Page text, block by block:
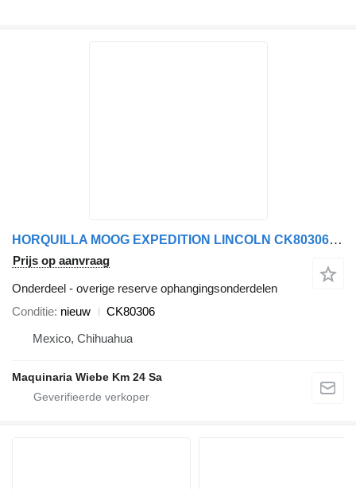
HORQUILLA MOOG EXPEDITION LINCOLN CK80306 overige reserve ophangingsonderdelen voor Ford F150 auto
Prijs op aanvraag
Onderdeel - overige reserve ophangingsonderdelen
Conditie nieuw
CK80306
Mexico, Chihuahua
Maquinaria Wiebe Km 24 Sa